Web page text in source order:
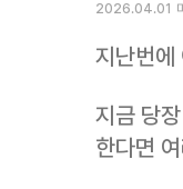
2026.04.01
지난번에
지금 당
한다면